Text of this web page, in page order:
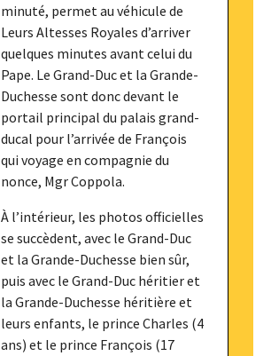
minuté, permet au véhicule de
Leurs Altesses Royales d’arriver
quelques minutes avant celui du
Pape. Le Grand-Duc et la Grande-
Duchesse sont donc devant le
portail principal du palais grand-
ducal pour l’arrivée de François
qui voyage en compagnie du
nonce, Mgr Coppola.
À l’intérieur, les photos officielles
se succèdent, avec le Grand-Duc
et la Grande-Duchesse bien sûr,
puis avec le Grand-Duc héritier et
la Grande-Duchesse héritière et
leurs enfants, le prince Charles (4
ans) et le prince François (17